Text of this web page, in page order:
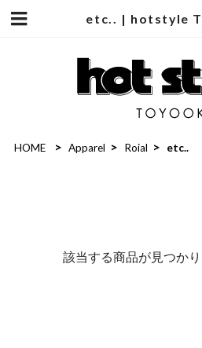
etc.. | hotstyle
HOME Apparel Roial etc..
該当する商品が見つかり